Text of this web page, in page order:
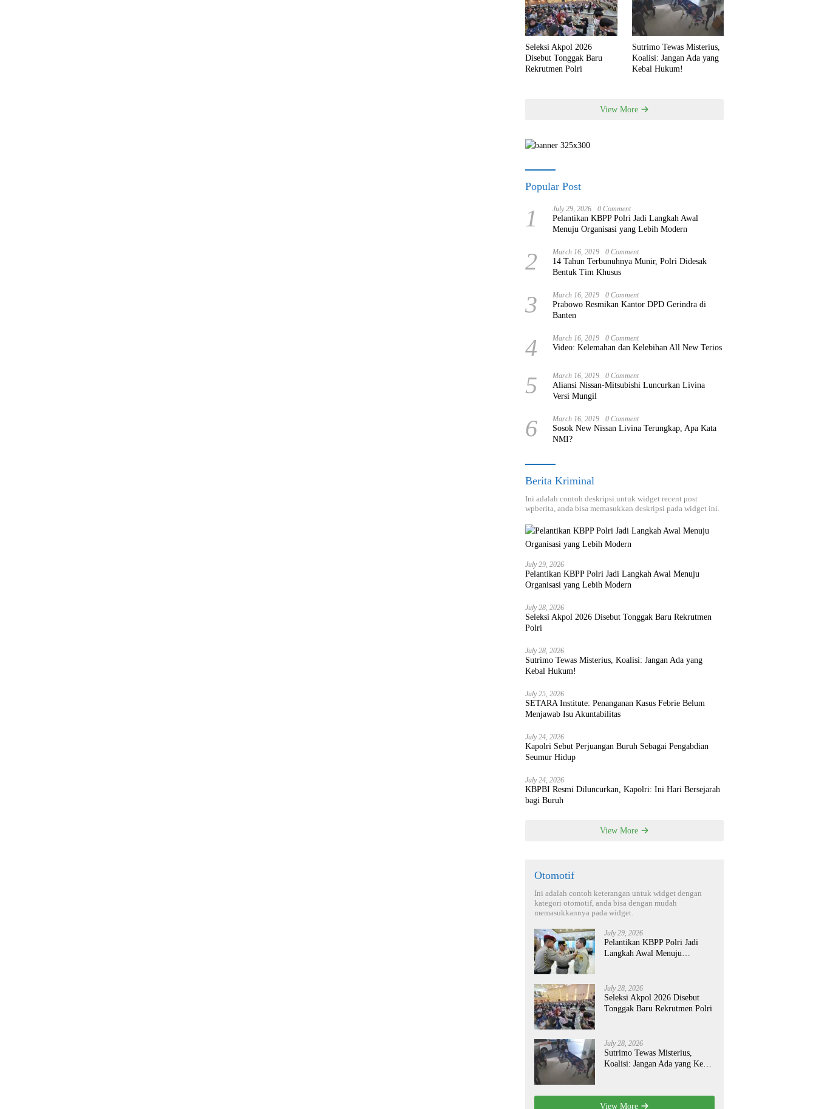
Seleksi Akpol 2026
Disebut Tonggak Baru
Rekrutmen Polri
Sutrimo Tewas Misterius,
Koalisi: Jangan Ada yang
Kebal Hukum!
View More
Popular Post
1 July 29, 2026 0 Comment
Pelantikan KBPP Polri Jadi Langkah Awal
Menuju Organisasi yang Lebih Modern
2 March 16, 2019 0 Comment
14 Tahun Terbunuhnya Munir, Polri Didesak
Bentuk Tim Khusus
3 March 16, 2019 0 Comment
Prabowo Resmikan Kantor DPD Gerindra di
Banten
4 March 16, 2019 0 Comment
Video: Kelemahan dan Kelebihan All New Terios
5 March 16, 2019 0 Comment
Aliansi Nissan-Mitsubishi Luncurkan Livina
Versi Mungil
6 March 16, 2019 0 Comment
Sosok New Nissan Livina Terungkap, Apa Kata
NMI?
Berita Kriminal
Ini adalah contoh deskripsi untuk widget recent post
wpberita, anda bisa memasukkan deskripsi pada widget ini.
July 29, 2026
Pelantikan KBPP Polri Jadi Langkah Awal Menuju
Organisasi yang Lebih Modern
July 28, 2026
Seleksi Akpol 2026 Disebut Tonggak Baru Rekrutmen
Polri
July 28, 2026
Sutrimo Tewas Misterius, Koalisi: Jangan Ada yang
Kebal Hukum!
July 25, 2026
SETARA Institute: Penanganan Kasus Febrie Belum
Menjawab Isu Akuntabilitas
July 24, 2026
Kapolri Sebut Perjuangan Buruh Sebagai Pengabdian
Seumur Hidup
July 24, 2026
KBPBI Resmi Diluncurkan, Kapolri: Ini Hari Bersejarah
bagi Buruh
View More
Otomotif
Ini adalah contoh keterangan untuk widget dengan
kategori otomotif, anda bisa dengan mudah
memasukkannya pada widget.
July 29, 2026
Pelantikan KBPP Polri Jadi
Langkah Awal Menuju
July 28, 2026
Seleksi Akpol 2026 Disebut
Tonggak Baru Rekrutmen Polri
July 28, 2026
Sutrimo Tewas Misterius,
Koalisi: Jangan Ada yang Kebal
View More